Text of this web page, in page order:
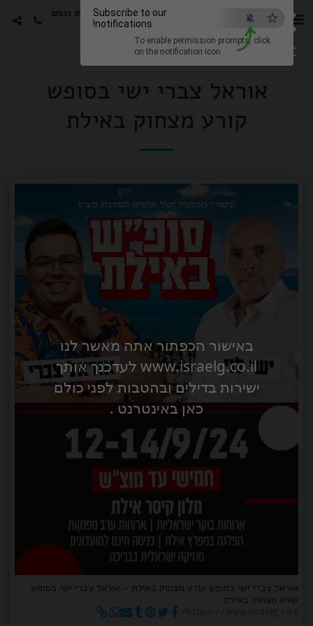
×
ESC
באישור הכפתור אתה מאשר לנו
www.israelg.co.il לעדכנך אותך
ישירות בדילים ובהטבות לפני כולם
כאן באינטרנט .
Subscribe to our
notifications!
To enable permission prompts, click
on the notification icon
סטורי הפקות -גימלאים חבילות נופש
עם האמנים האהובים
אוראל צברי ישי בסופש
קורע מצחוק באילת
אוראל צברי ישי בסופש קורע מצחוק באילת - אוראל צברי ישי בסופש
קורע מצחוק באילת
https://www.israelg.co.il/